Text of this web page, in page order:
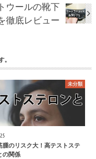
ウールの靴下
徹底レビュー
未分類
腫のリスク大！高テストステ
の関係